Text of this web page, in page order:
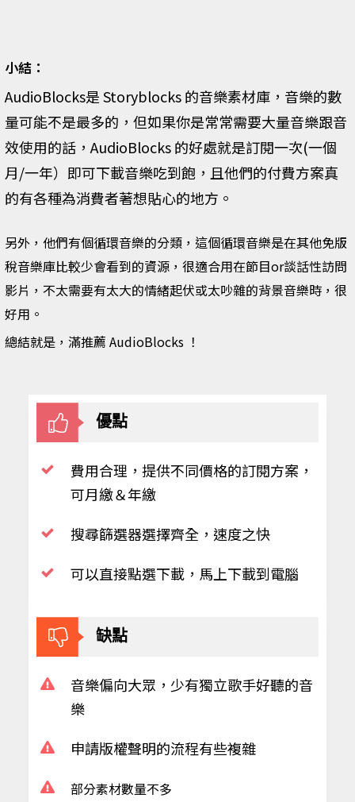
小結：
AudioBlocks是 Storyblocks 的音樂素材庫，音樂的數
量可能不是最多的，但如果你是常常需要大量音樂跟音
效使用的話，​ ​AudioBlocks的好處就是訂閱一次(一個
月/一年）即可下載音樂吃到飽，且他們的付費方案真
的有各種為消費者著想貼心的地方。
​另外，他們有個循環音樂的分類，這個循環音樂是在其他免版
稅音樂庫比較少會看到的資源，很適合用在節目or談話性訪問
影片，不太需要有太大的情緒起伏或太吵雜的背景音樂時，很
好用。
​總結就是，滿推薦 ​AudioBlocks ！
​優點
​費用合理，提供不同價格的訂閱方案，
可月繳＆年繳
搜尋篩選器選擇齊全，速度之快
​可以直接點選下載，馬上下載到電腦
​缺點
音樂偏向大眾，少有獨立歌手好聽的音
樂
申請版權聲明的流程有些複雜
部分素材數量不多